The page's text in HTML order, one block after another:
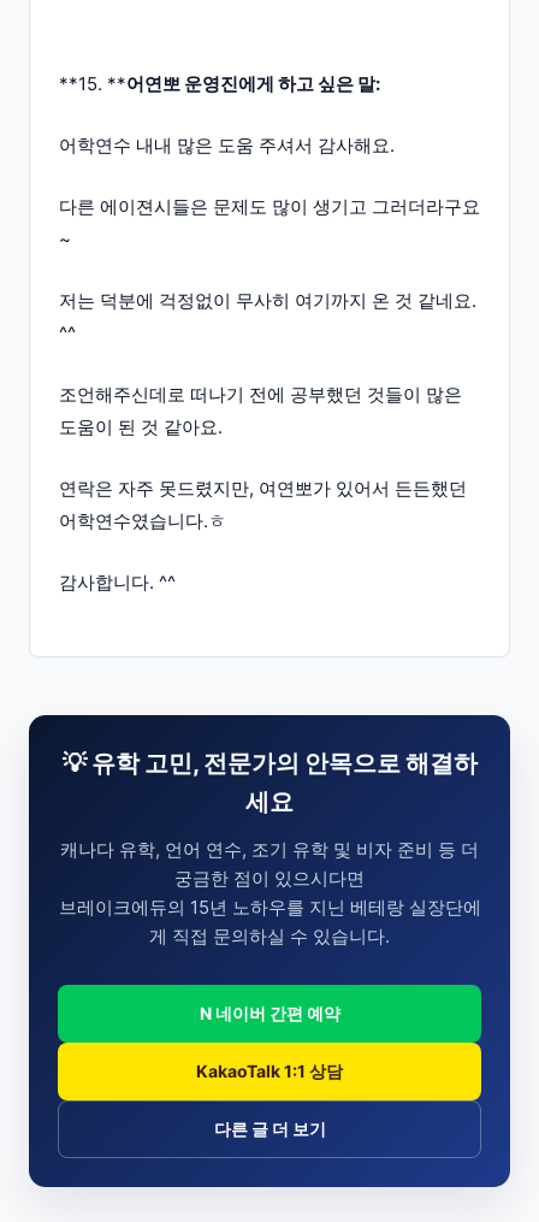
**15. **어연뽀 운영진에게 하고 싶은 말:
어학연수 내내 많은 도움 주셔서 감사해요.
다른 에이젼시들은 문제도 많이 생기고 그러더라구요
~
저는 덕분에 걱정없이 무사히 여기까지 온 것 같네요.
^^
조언해주신데로 떠나기 전에 공부했던 것들이 많은
도움이 된 것 같아요.
연락은 자주 못드렸지만, 여연뽀가 있어서 든든했던
어학연수였습니다.ㅎ
감사합니다. ^^
💡 유학 고민, 전문가의 안목으로 해결하
세요
캐나다 유학, 언어 연수, 조기 유학 및 비자 준비 등 더
궁금한 점이 있으시다면
브레이크에듀의 15년 노하우를 지닌 베테랑 실장단에
게 직접 문의하실 수 있습니다.
N 네이버 간편 예약
KakaoTalk 1:1 상담
다른 글 더 보기